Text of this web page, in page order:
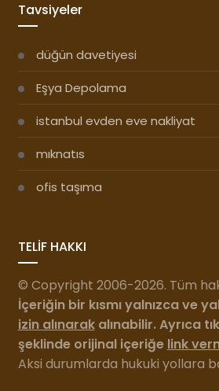
Tavsiyeler
düğün davetiyesi
Eşya Depolama
istanbul evden eve nakliyat
mıknatıs
ofis taşıma
TELİF HAKKI
© Copyright 2006-2026. Tüm
İçeriğin bir kısmı yalnızca ve
izin alınarakalınabilir. Ayrıca
şeklinde orijinal içeriğe link
Aksi durumlarda hukuki yollara